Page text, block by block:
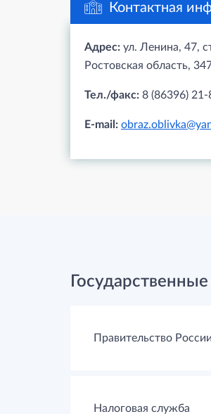
Контактная
Адрес: ул. Ленина, 47,
Ростовская область,
Тел./факс: 8 (86396)
E-mail:
Правительство России
Налоговая служба